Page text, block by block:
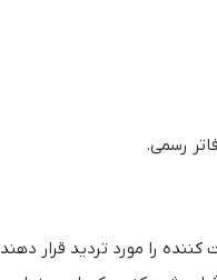
رسمی.
را مورد تردید قرار